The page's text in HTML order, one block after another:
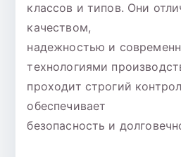
классов и типов. Они
качеством,
надежностью и
технологиями
проходит строгий
обеспечивает
безопасность и